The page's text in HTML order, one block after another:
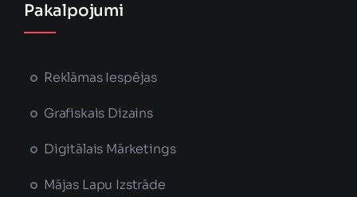
Pakalpojumi
Reklāmas Iespējas
Grafiskais Dizains
Digitālais Mārketings
Mājas Lapu Izstrāde